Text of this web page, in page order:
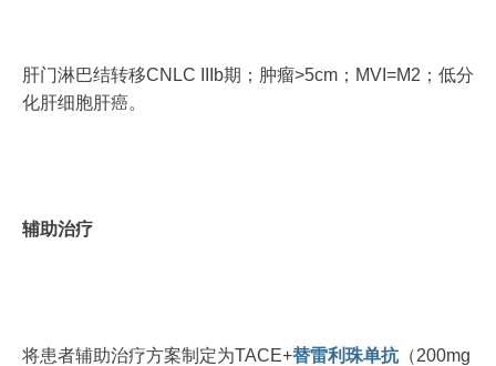
肝门淋巴结转移CNLC IIIb期；肿瘤>5cm；MVI=M2；低分
化肝细胞肝癌。
辅助治疗
将患者辅助治疗方案制定为TACE+替雷利珠单抗（200mg